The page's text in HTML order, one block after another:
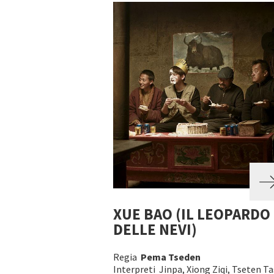
XUE BAO (IL LEOPARDO
DELLE NEVI)
Regia Pema Tseden
Interpreti Jinpa, Xiong Ziqi, Tseten